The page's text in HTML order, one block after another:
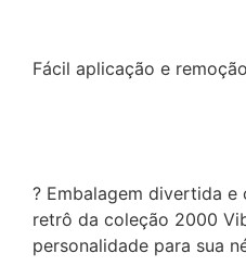
Fácil aplicação e remoção
? Embalagem divertida
retrô da coleção 2000
personalidade para sua